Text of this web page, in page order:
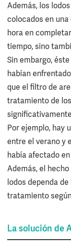
Además, los
colocados en
hora en
tiempo, sino
Sin embargo,
habían
que el filtro de
tratamiento de
Por ejemplo, hay
entre el verano y
había afectado
Además, el
lodos dependa
tratamiento
La solución de